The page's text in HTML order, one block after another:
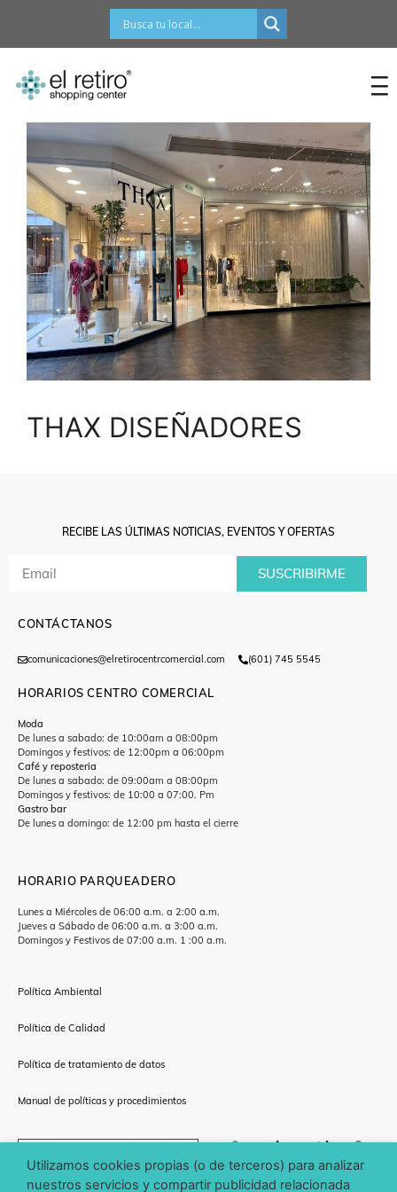
THAX DISEÑADORES
RECIBE LAS ÚLTIMAS NOTICIAS, EVENTOS Y OFERTAS
SUSCRIBIRME
CONTÁCTANOS
comunicaciones@elretirocentrcomercial.com (601) 745 5545
HORARIOS CENTRO COMERCIAL
Moda
De lunes a sabado: de 10:00am a 08:00pm
Domingos y festivos: de 12:00pm a 06:00pm
Café y reposteria
De lunes a sabado: de 09:00am a 08:00pm
Domingos y festivos: de 10:00 a 07:00. Pm
Gastro bar
De lunes a domingo: de 12:00 pm hasta el cierre
HORARIO PARQUEADERO
Lunes a Miércoles de 06:00 a.m. a 2:00 a.m.
Jueves a Sábado de 06:00 a.m. a 3:00 a.m.
Domingos y Festivos de 07:00 a.m. 1 :00 a.m.
Política Ambiental
Política de Calidad
Política de tratamiento de datos
Manual de políticas y procedimientos
Utilizamos cookies propias (o de terceros) para analizar
nuestros servicios y compartir publicidad relacionada